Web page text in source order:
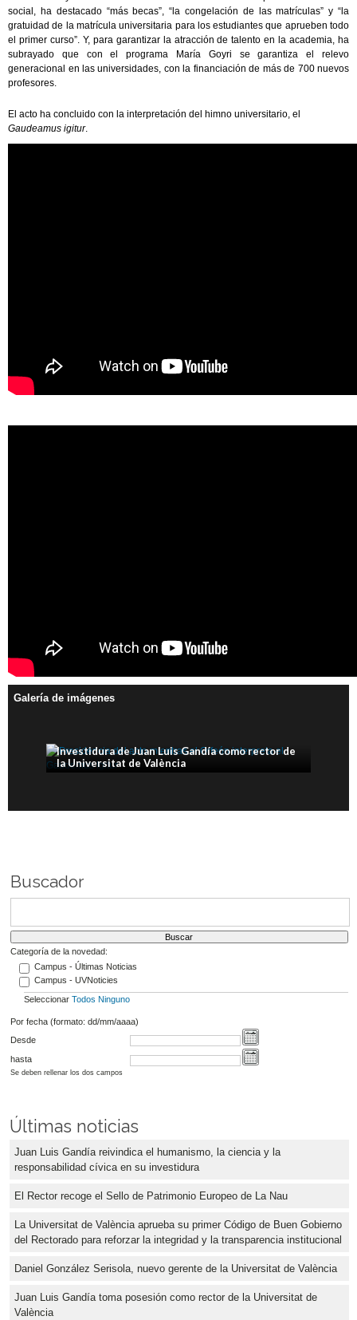
social, ha destacado “más becas”, “la congelación de las matrículas” y “la
gratuidad de la matrícula universitaria para los estudiantes que aprueben todo
el primer curso”. Y, para garantizar la atracción de talento en la academia, ha
subrayado que con el programa María Goyri se garantiza el relevo
generacional en las universidades, con la financiación de más de 700 nuevos
profesores.
El acto ha concluido con la interpretación del himno universitario, el
Gaudeamus igitur.
Galería de imágenes
Investidura de Juan Luis Gandía como rector de
la Universitat de València
Buscador
Categoría de la novedad:
Campus - Últimas Noticias
Campus - UVNoticies
Seleccionar Todos Ninguno
Por fecha (formato: dd/mm/aaaa)
Desde
hasta
Se deben rellenar los dos campos
Últimas noticias
Juan Luis Gandía reivindica el humanismo, la ciencia y la
responsabilidad cívica en su investidura
El Rector recoge el Sello de Patrimonio Europeo de La Nau
La Universitat de València aprueba su primer Código de Buen Gobierno
del Rectorado para reforzar la integridad y la transparencia institucional
Daniel González Serisola, nuevo gerente de la Universitat de València
Juan Luis Gandía toma posesión como rector de la Universitat de
València